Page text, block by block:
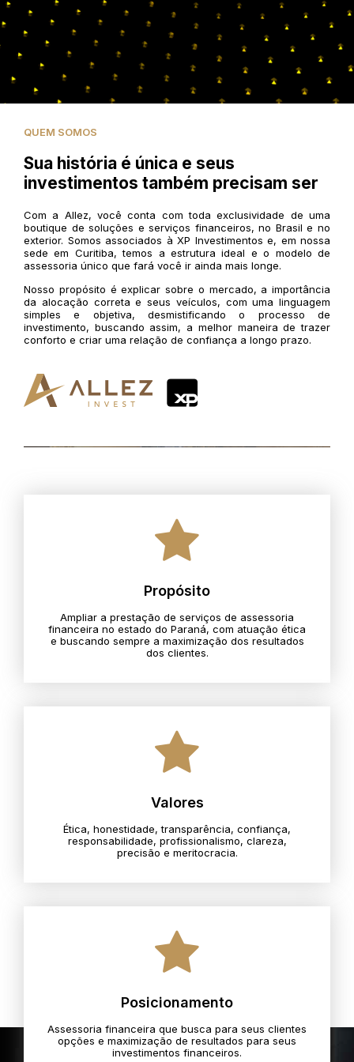
QUEM SOMOS
Sua história é única e seus
investimentos também precisam ser
Com a Allez, você conta com toda exclusividade de uma
boutique de soluções e serviços financeiros, no Brasil e no
exterior. Somos associados à XP Investimentos e, em nossa
sede em Curitiba, temos a estrutura ideal e o modelo de
assessoria único que fará você ir ainda mais longe.
Nosso propósito é explicar sobre o mercado, a importância
da alocação correta e seus veículos, com uma linguagem
simples e objetiva, desmistificando o processo de
investimento, buscando assim, a melhor maneira de trazer
conforto e criar uma relação de confiança a longo prazo.
Propósito
Ampliar a prestação de serviços de assessoria
financeira no estado do Paraná, com atuação ética
e buscando sempre a maximização dos resultados
dos clientes.
Valores
Ética, honestidade, transparência, confiança,
responsabilidade, profissionalismo, clareza,
precisão e meritocracia.​
Posicionamento
Assessoria financeira que busca para seus clientes
opções e maximização de resultados para seus
investimentos financeiros.